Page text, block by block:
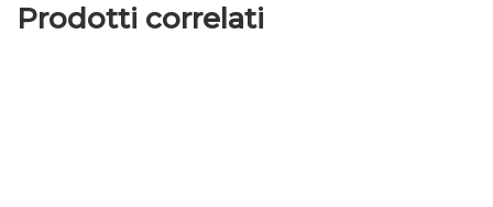
Prodotti correlati